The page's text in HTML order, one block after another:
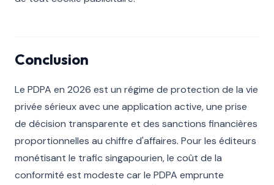
Conclusion
Le PDPA en 2026 est un régime de protection de la vie
privée sérieux avec une application active, une prise
de décision transparente et des sanctions financières
proportionnelles au chiffre d'affaires. Pour les éditeurs
monétisant le trafic singapourien, le coût de la
conformité est modeste car le PDPA emprunte